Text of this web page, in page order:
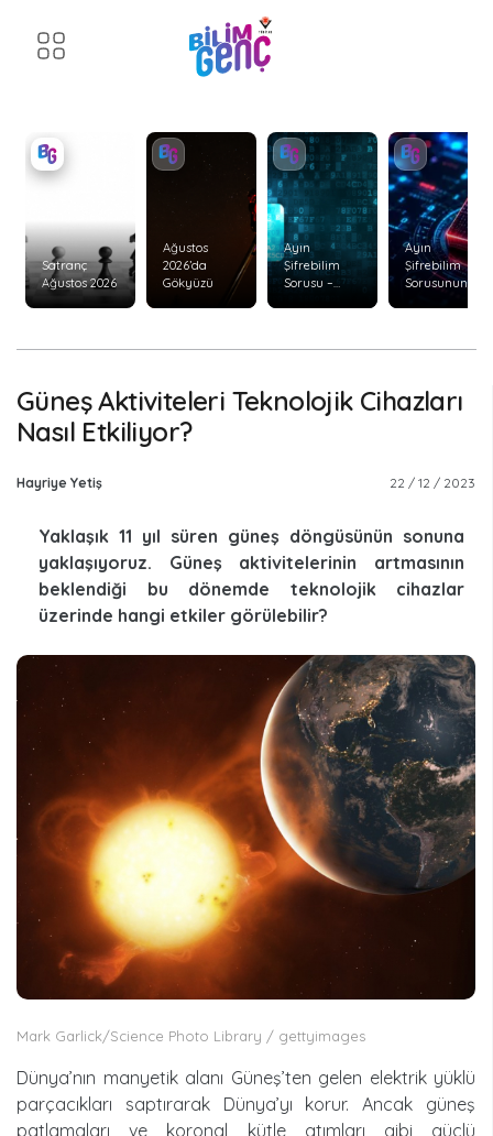
Satranç
Ağustos 2026
Ağustos
2026’da
Gökyüzü
Ayın
Şifrebilim
Sorusu –
Ayın
Şifrebilim
Sorusunun
Güneş Aktiviteleri Teknolojik Cihazları
Nasıl Etkiliyor?
Hayriye Yetiş 22 / 12 / 2023
Yaklaşık 11 yıl süren güneş döngüsünün sonuna
yaklaşıyoruz. Güneş aktivitelerinin artmasının
beklendiği bu dönemde teknolojik cihazlar
üzerinde hangi etkiler görülebilir?
Mark Garlick/Science Photo Library / gettyimages
Dünya’nın manyetik alanı Güneş’ten gelen elektrik yüklü
parçacıkları saptırarak Dünya’yı korur. Ancak güneş
patlamaları ve koronal kütle atımları gibi güçlü